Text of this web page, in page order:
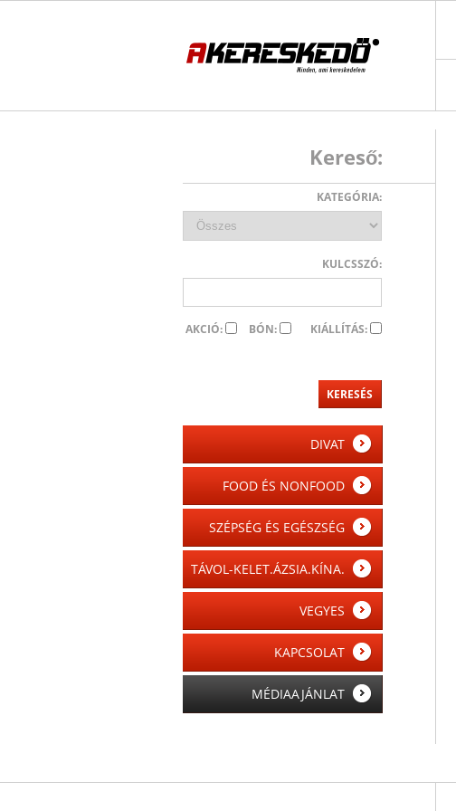
Kereső:
KATEGÓRIA:
KULCSSZÓ:
AKCIÓ: BÓN: KIÁLLÍTÁS:
DIVAT
FOOD ÉS NONFOOD
SZÉPSÉG ÉS EGÉSZSÉG
TÁVOL-KELET.ÁZSIA.KÍNA.
VEGYES
KAPCSOLAT
MÉDIAAJÁNLAT